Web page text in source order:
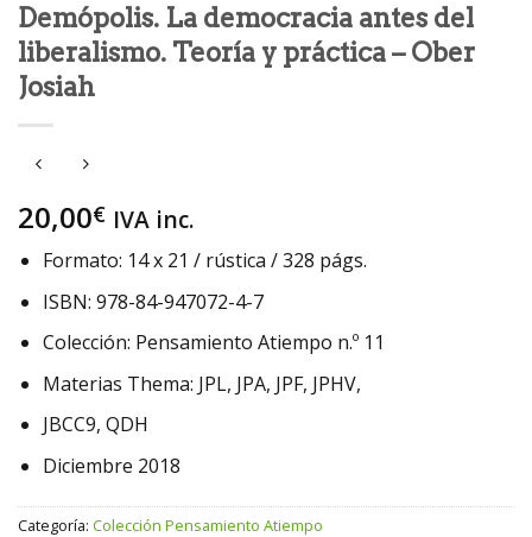
Demópolis. La democracia antes del
liberalismo. Teoría y práctica – Ober
Josiah
20,00€ IVA inc.
Formato: 14 x 21 / rústica / 328 págs.
ISBN: 978-84-947072-4-7
Colección: Pensamiento Atiempo n.º 11
Materias Thema: JPL, JPA, JPF, JPHV,
JBCC9, QDH
Diciembre 2018
Categoría: Colección Pensamiento Atiempo